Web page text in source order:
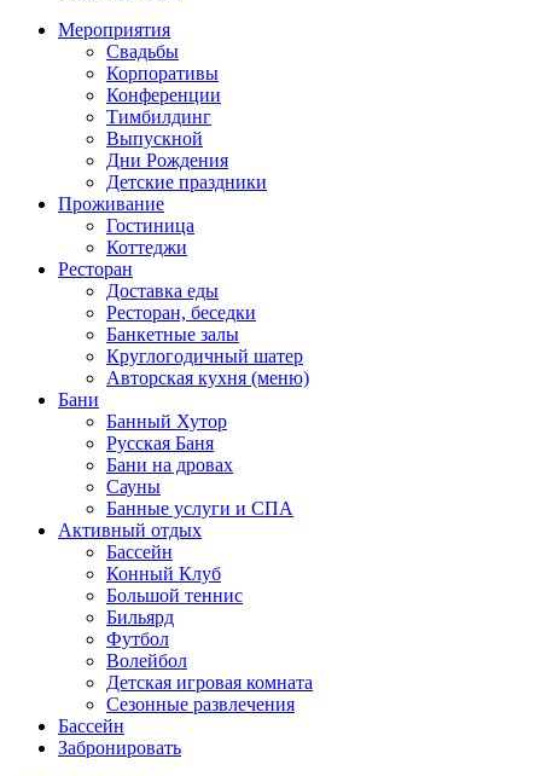
Мероприятия
Свадьбы
Корпоративы
Конференции
Тимбилдинг
Выпускной
Дни Рождения
Детские праздники
Проживание
Гостиница
Коттеджи
Ресторан
Доставка еды
Ресторан, беседки
Банкетные залы
Круглогодичный шатер
Авторская кухня (меню)
Бани
Банный Хутор
Русская Баня
Бани на дровах
Сауны
Банные услуги и СПА
Активный отдых
Бассейн
Конный Клуб
Большой теннис
Бильярд
Футбол
Волейбол
Детская игровая комната
Сезонные развлечения
Бассейн
Забронировать